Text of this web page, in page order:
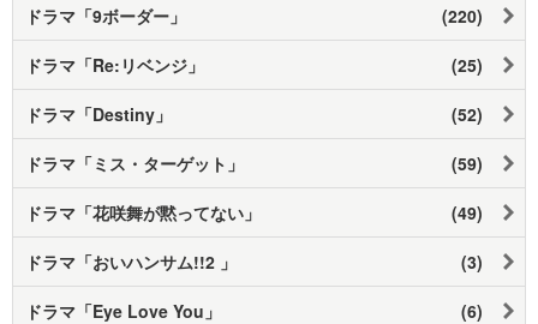
ドラマ「9ボーダー」 (220)
ドラマ「Re:リベンジ」 (25)
ドラマ「Destiny」 (52)
ドラマ「ミス・ターゲット」 (59)
ドラマ「花咲舞が黙ってない」 (49)
ドラマ「おいハンサム!!2 」 (3)
ドラマ「Eye Love You」 (6)